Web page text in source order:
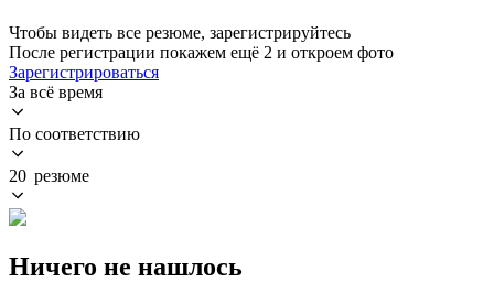
Чтобы видеть все резюме, зарегистрируйтесь
После регистрации покажем ещё 2 и откроем фото
Зарегистрироваться
За всё время
По соответствию
20 резюме
Ничего не нашлось